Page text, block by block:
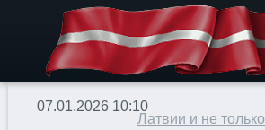
Латвии и не только
07.01.2026 10:10